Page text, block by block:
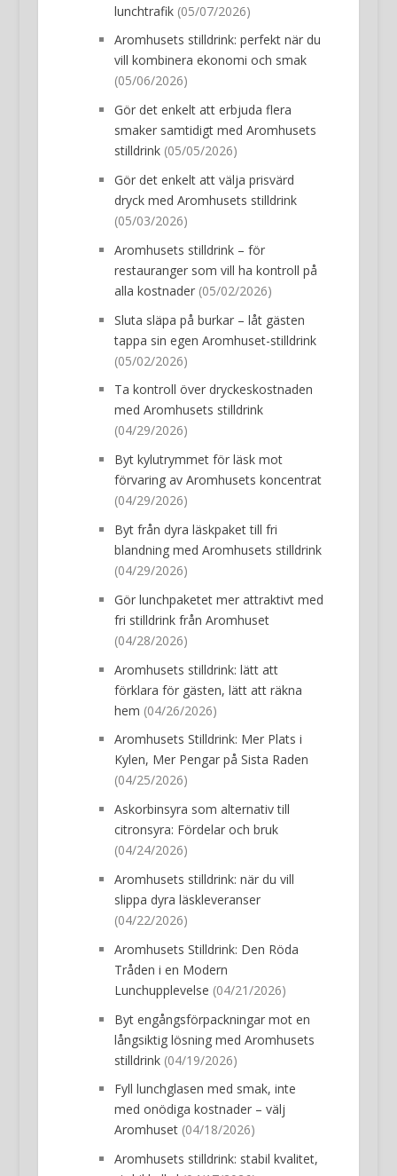
lunchtrafik(05/07/2026)
Aromhusets stilldrink: perfekt när du
vill kombinera ekonomi och smak
(05/06/2026)
Gör det enkelt att erbjuda flera
smaker samtidigt med Aromhusets
stilldrink(05/05/2026)
Gör det enkelt att välja prisvärd
dryck med Aromhusets stilldrink
(05/03/2026)
Aromhusets stilldrink – för
restauranger som vill ha kontroll på
alla kostnader(05/02/2026)
Sluta släpa på burkar – låt gästen
tappa sin egen Aromhuset-stilldrink
(05/02/2026)
Ta kontroll över dryckeskostnaden
med Aromhusets stilldrink
(04/29/2026)
Byt kylutrymmet för läsk mot
förvaring av Aromhusets koncentrat
(04/29/2026)
Byt från dyra läskpaket till fri
blandning med Aromhusets stilldrink
(04/29/2026)
Gör lunchpaketet mer attraktivt med
fri stilldrink från Aromhuset
(04/28/2026)
Aromhusets stilldrink: lätt att
förklara för gästen, lätt att räkna
hem (04/26/2026)
Aromhusets Stilldrink: Mer Plats i
Kylen, Mer Pengar på Sista Raden
(04/25/2026)
Askorbinsyra som alternativ till
citronsyra: Fördelar och bruk
(04/24/2026)
Aromhusets stilldrink: när du vill
slippa dyra läskleveranser
(04/22/2026)
Aromhusets Stilldrink: Den Röda
Tråden i en Modern
Lunchupplevelse (04/21/2026)
Byt engångsförpackningar mot en
långsiktig lösning med Aromhusets
stilldrink(04/19/2026)
Fyll lunchglasen med smak, inte
med onödiga kostnader – välj
Aromhuset(04/18/2026)
Aromhusets stilldrink: stabil kvalitet,